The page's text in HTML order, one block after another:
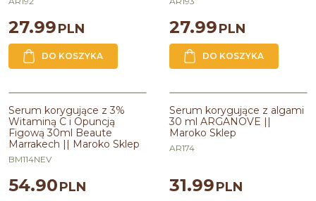
27.99PLN
DO KOSZYKA
27.99PLN
DO KOSZYKA
Serum korygujące z 3%
Witaminą C i Opuncją
Figową 30ml Beaute
Marrakech || Maroko Sklep
BM114NEV
54.90PLN
Serum korygujące z algami 30 ml
ARGANOVE || Maroko Sklep
Pojemność: 30ml
Serum korygujące z algami
30 ml ARGANOVE ||
Maroko Sklep
AR174
31.99PLN